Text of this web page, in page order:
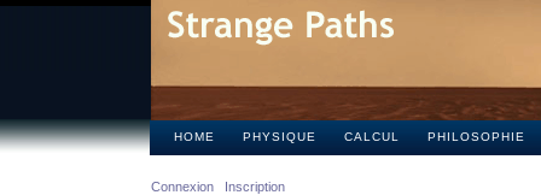
HOME PHYSIQUE CALCUL PHILOSOPHIE
Connexion Inscription